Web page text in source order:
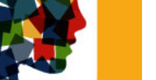
rassegna di teatro
sperimentale.